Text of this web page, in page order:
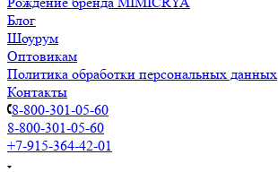
Блог
Шоурум
Оптовикам
Политика обработки персональных данных
Контакты
8-800-301-05-60
8-800-301-05-60
+7-915-364-42-01